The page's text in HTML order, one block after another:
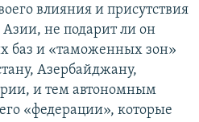
влияния и присутствия
не подарит ли он
баз и «таможенных зон»
Азербайджану,
и тем автономным
«федерации», которые